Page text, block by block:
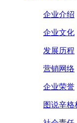
企业介绍
企业文化
发展历程
营销网络
企业荣誉
图说辛格